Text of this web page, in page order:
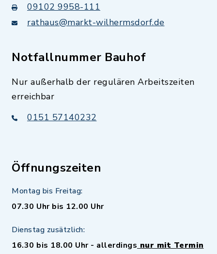
09102 9958-111
rathaus@markt-wilhermsdorf.de
Notfallnummer Bauhof
Nur außerhalb der regulären Arbeitszeiten
erreichbar
0151 57140232
Öffnungszeiten
Montag bis Freitag:
07.30 Uhr bis 12.00 Uhr
Dienstag zusätzlich:
16.30 bis 18.00 Uhr - allerdings nur mit Termin